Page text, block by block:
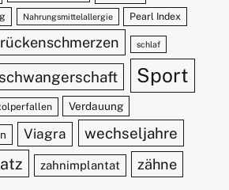
Nahrungsmittelallergie Pearl Index
rückenschmerzen schlaf
schwangerschaft Sport
Verdauung
Viagra wechseljahre
zahnimplantat zähne